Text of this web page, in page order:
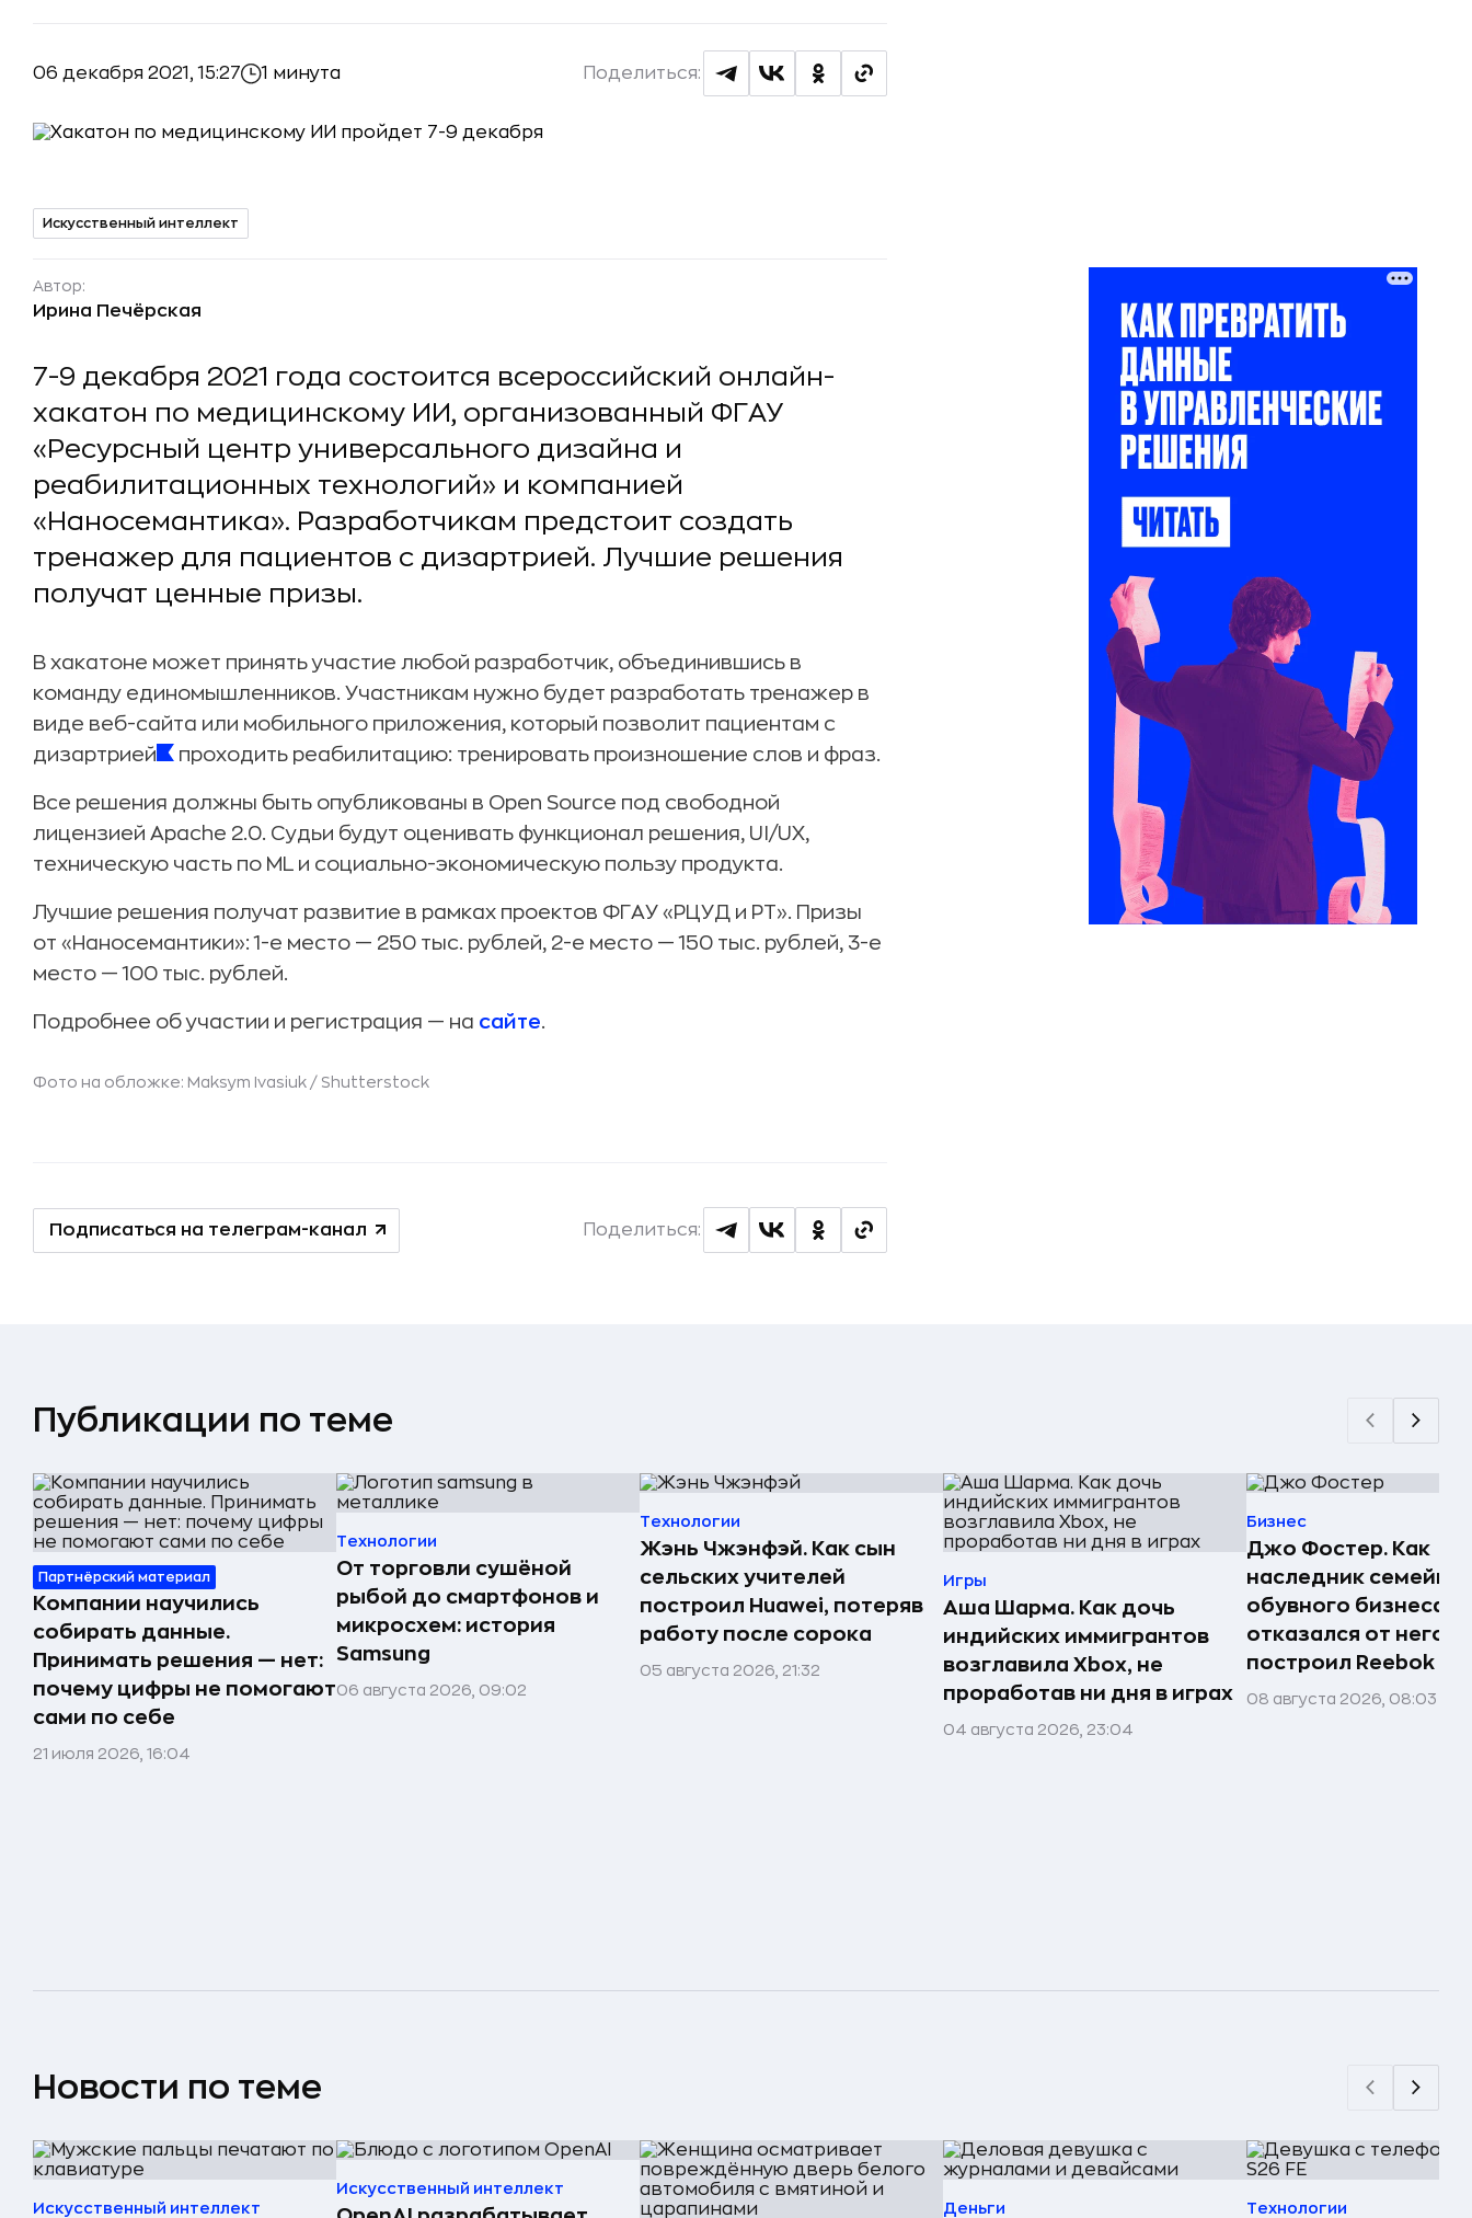
06 декабря 2021, 15:27 1 минута Поделиться:
Искусственный интеллект
Автор:
Ирина Печёрская
7-9 декабря 2021 года состоится всероссийский онлайн-
хакатон по медицинскому ИИ, организованный ФГАУ
«Ресурсный центр универсального дизайна и
реабилитационных технологий» и компанией
«Наносемантика». Разработчикам предстоит создать
тренажер для пациентов с дизартрией. Лучшие решения
получат ценные призы.
В хакатоне может принять участие любой разработчик, объединившись в
команду единомышленников. Участникам нужно будет разработать тренажер в
виде веб-сайта или мобильного приложения, который позволит пациентам с
дизартрией
проходить реабилитацию: тренировать произношение слов и фраз.
Все решения должны быть опубликованы в Open Source под свободной
лицензией Apache 2.0. Судьи будут оценивать функционал решения, UI/UX,
техническую часть по ML и социально-экономическую пользу продукта.
Лучшие решения получат развитие в рамках проектов ФГАУ «РЦУД и РТ». Призы
от «Наносемантики»: 1-е место — 250 тыс. рублей, 2-е место — 150 тыс. рублей, 3-е
место — 100 тыс. рублей.
Подробнее об участии и регистрация — на сайте.
Фото на обложке: Maksym Ivasiuk / Shutterstock
Подписаться на телеграм-канал Поделиться:
Публикации по теме
Партнёрский материал
Компании научились
собирать данные.
Принимать решения — нет:
почему цифры не помогают
сами по себе
21 июля 2026, 16:04
Технологии
От торговли сушёной
рыбой до смартфонов и
микросхем: история
Samsung
06 августа 2026, 09:02
Технологии
Жэнь Чжэнфэй. Как сын
сельских учителей
построил Huawei, потеряв
работу после сорока
05 августа 2026, 21:32
Игры
Аша Шарма. Как дочь
индийских иммигрантов
возглавила Xbox, не
проработав ни дня в играх
04 августа 2026, 23:04
Бизнес
Джо Фостер. Как
наследник
обувного бизнеса
отказался от него и
построил Reebok
08 августа 2026, 08:03
Новости по теме
Искусственный интеллект
Искусственный интеллект
Деньги Технологии